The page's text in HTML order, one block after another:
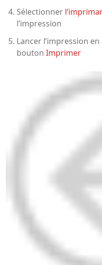
Sélectionner
l’impression
Lancer l’impression
bouton Imprimer